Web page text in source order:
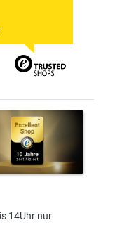
14Uhr nur